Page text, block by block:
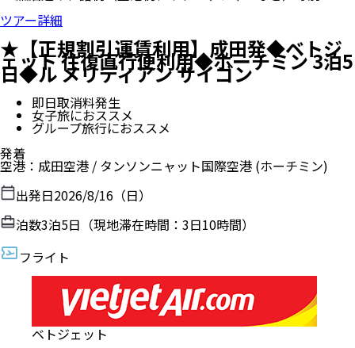
ツアー詳細
★【正規割引運賃利用】成田発◆ベトジ
ェット 往復直行便利用◆ホーチミン 3泊5
日◆ル メリディアン サイゴン
即日取消料発生
女子旅におススメ
グループ旅行におススメ
発着
空港 ： 成田空港 / タンソンニャット国際空港 (ホーチミン)
出発日2026/8/16（日）
泊数3泊5日（現地滞在時間： 3日10時間）
フライト
ベトジェット